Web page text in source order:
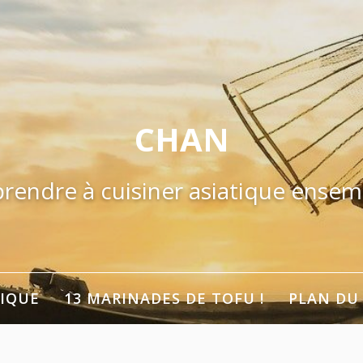
CHAN
à cuisiner asiatique
13 MARINADES DE TOFU ! PLAN DU